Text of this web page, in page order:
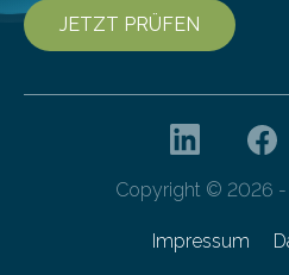
JETZT PRÜFEN
Copyright © 2026 -
Impressum